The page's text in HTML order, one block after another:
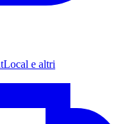
e altri